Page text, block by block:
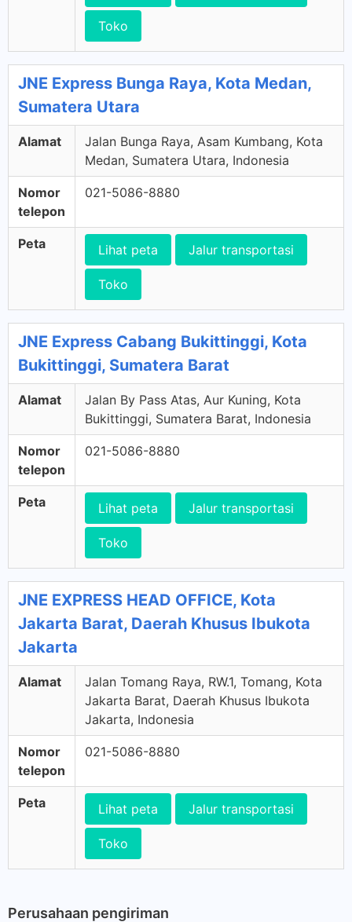
Toko
JNE Express Bunga Raya, Kota Medan,
Sumatera Utara
Alamat
Jalan Bunga Raya, Asam Kumbang, Kota
Medan, Sumatera Utara, Indonesia
Nomor
telepon
021-5086-8880
Peta Lihat peta Jalur transportasi
Toko
JNE Express Cabang Bukittinggi, Kota
Bukittinggi, Sumatera Barat
Alamat
Jalan By Pass Atas, Aur Kuning, Kota
Bukittinggi, Sumatera Barat, Indonesia
Nomor
telepon
021-5086-8880
Peta Lihat peta Jalur transportasi
Toko
JNE EXPRESS HEAD OFFICE, Kota
Jakarta Barat, Daerah Khusus Ibukota
Jakarta
Alamat
Jalan Tomang Raya, RW.1, Tomang, Kota
Jakarta Barat, Daerah Khusus Ibukota
Jakarta, Indonesia
Nomor
telepon
021-5086-8880
Peta Lihat peta Jalur transportasi
Toko
Perusahaan pengiriman